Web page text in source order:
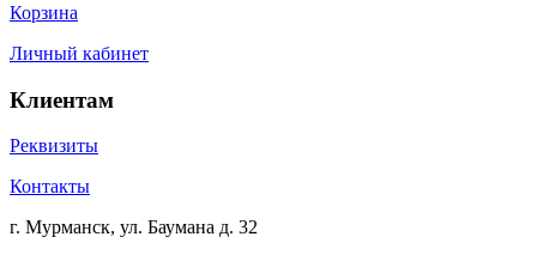
Корзина
Личный кабинет
Клиентам
Реквизиты
Контакты
г. Мурманск, ул. Баумана д. 32